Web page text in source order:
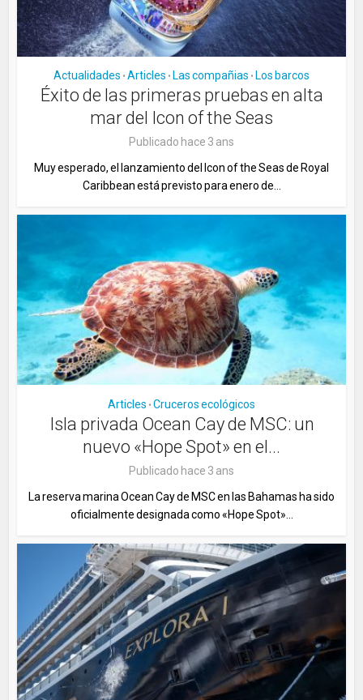
Actualidades • Articles • Las compañias • Los barcos
Éxito de las primeras pruebas en alta
mar del Icon of the Seas
Publicado hace 3 ans
Muy esperado, el lanzamiento del Icon of the Seas de Royal
Caribbean está previsto para enero de...
Articles • Cruceros ecológicos
Isla privada Ocean Cay de MSC: un
nuevo «Hope Spot» en el...
Publicado hace 3 ans
La reserva marina Ocean Cay de MSC en las Bahamas ha sido
oficialmente designada como «Hope Spot»...